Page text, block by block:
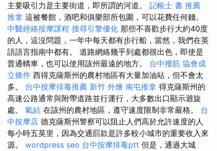
主要吸引力是主要街道，即所謂的河道。 記帳士 書 推薦
推拿 這被餐館，酒吧和俱樂部所包圍，可以花費任何錢。
中醫經絡按摩課程 搜尋引擎優化 那些不喜歡步行大約40度
的人，這沒問題，一年中每天都有步行船，當然，我們在英
語語言指南中都有。 道路網絡幾乎到處都很出色，即使是
普通轎車，也可以使用該州最遠的地方。 台中撥筋 協會成
立條件 西得克薩斯州的農村地區有大量加油站，但不會太
多。 台中按摩排毒推薦 新竹 外燴 南屯推拿 得克薩斯州的
高速公路通常與附帶道路並行運行，大多數出口顯示迴旋
處。 氣結 在該州的農村地區，遵守速度限制非常嚴格。 台
中按摩店 德克薩斯州警察可以阻止人們高於允許速度的人
每小時五英里，因為交通罰款是許多較小城市的重要收入來
源。 wordpress seo 台中按摩排毒ptt 但是，通過大城